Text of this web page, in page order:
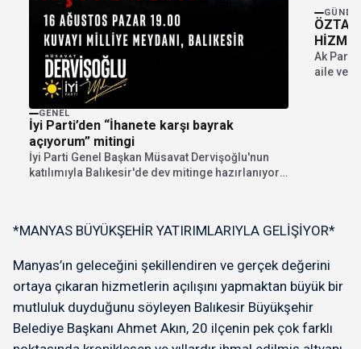
GENEL
İyi Parti’den “İhanete karşı bayrak
açıyorum” mitingi
İyi Parti Genel Başkan Müsavat Dervişoğlu'nun
katılımıyla Balıkesir'de dev mitinge hazırlanıyor.
Ak Parti
aile ve
*MANYAS BÜYÜKŞEHİR YATIRIMLARIYLA GELİŞİYOR*
Manyas’ın geleceğini şekillendiren ve gerçek değerini
ortaya çıkaran hizmetlerin açılışını yapmaktan büyük bir
mutluluk duyduğunu söyleyen Balıkesir Büyükşehir
Belediye Başkanı Ahmet Akın, 20 ilçenin pek çok farklı